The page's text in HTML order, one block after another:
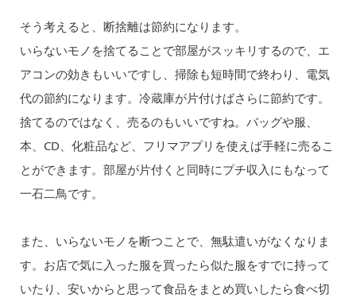
そう考えると、断捨離は節約になります。
いらないモノを捨てることで部屋がスッキリするので、エ
アコンの効きもいいですし、掃除も短時間で終わり、電気
代の節約になります。冷蔵庫が片付けばさらに節約です。
捨てるのではなく、売るのもいいですね。バッグや服、
本、CD、化粧品など、フリマアプリを使えば手軽に売るこ
とができます。部屋が片付くと同時にプチ収入にもなって
一石二鳥です。
また、いらないモノを断つことで、無駄遣いがなくなりま
す。お店で気に入った服を買ったら似た服をすでに持って
いたり、安いからと思って食品をまとめ買いしたら食べ切